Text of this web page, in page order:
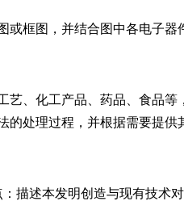
或框图，并结合图中各电⼦器
艺、化⼯产品、药品、⾷品
的处理过程，并根据需要提供
描述本发明创造与现有技术